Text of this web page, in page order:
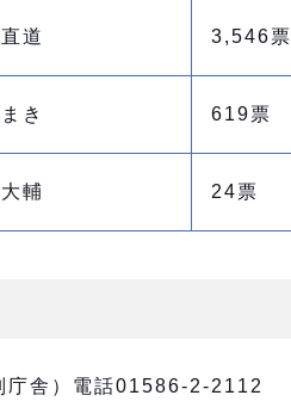
道 3,546票
き 619票
輔 24票
庁舎）電話01586-2-2112